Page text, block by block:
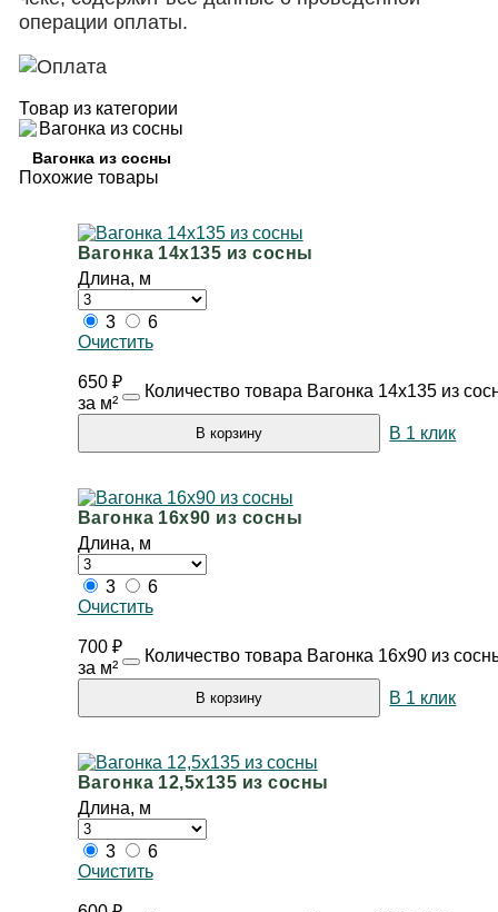
операции оплаты.
Товар из категории
Вагонка из сосны
Похожие товары
Вагонка 14х135 из сосны
Длина, м
3
6
Очистить
650 ₽
за м²
Количество товара Вагонка 14х135 из
В корзину В 1 клик
Вагонка 16х90 из сосны
Длина, м
3
6
Очистить
700 ₽
за м²
Количество товара Вагонка 16х90 из
В корзину В 1 клик
Вагонка 12,5х135 из сосны
Длина, м
3
6
Очистить